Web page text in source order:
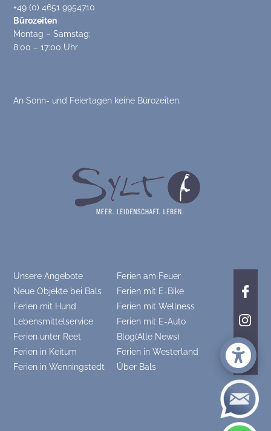
+49 (0) 4651 9954710
Bürozeiten
Montag – Samstag:
8:00 – 17:00 Uhr
An Sonn- und Feiertagen keine Bürozeiten.
Unsere Angebote
Ferien am Feuer
Neue Objekte bei Bals
Ferien mit E-Bike
Ferien mit Hund
Ferien mit Wellness
Lebensmittelservice
Ferien mit E-Auto
Ferien unter Reet
Blog(Alle News)
Ferien in Keitum
Ferien in Westerland
Ferien in Wenningstedt
Über Bals